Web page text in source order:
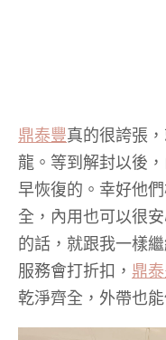
鼎泰豐真的很誇張
龍。等到解封以後
早恢復的。幸好他
全，內用也可以很
的話，就跟我一樣
服務會打折扣， 鼎
乾淨齊全，外帶也